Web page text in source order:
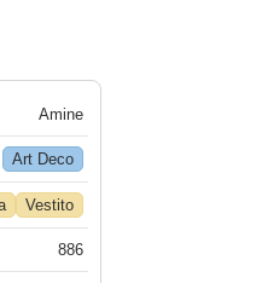
Amine
Art Deco
Vestito
886